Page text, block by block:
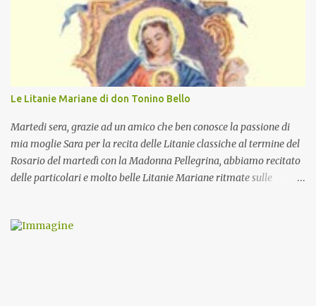
Le Litanie Mariane di don Tonino Bello
Martedi sera, grazie ad un amico che ben conosce la passione di
mia moglie Sara per la recita delle Litanie classiche al termine del
Rosario del martedì con la Madonna Pellegrina, abbiamo recitato
delle particolari e molto belle Litanie Mariane ritmate sulle
preghiera.